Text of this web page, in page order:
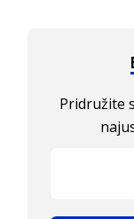
Pridružite